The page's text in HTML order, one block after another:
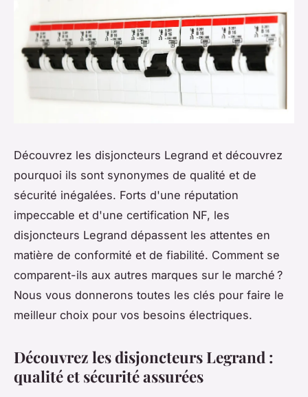
Découvrez les disjoncteurs Legrand et découvrez
pourquoi ils sont synonymes de qualité et de
sécurité inégalées. Forts d'une réputation
impeccable et d'une certification NF, les
disjoncteurs Legrand dépassent les attentes en
matière de conformité et de fiabilité. Comment se
comparent-ils aux autres marques sur le marché ?
Nous vous donnerons toutes les clés pour faire le
meilleur choix pour vos besoins électriques.
Découvrez les disjoncteurs Legrand :
qualité et sécurité assurées